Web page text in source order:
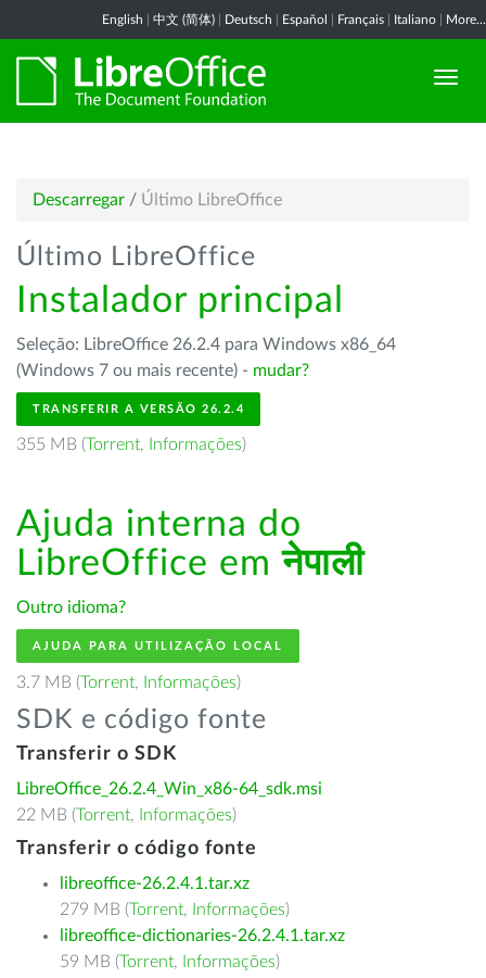
English 中文 (简体) Deutsch Español Français Italiano More...
Descarregar / Último LibreOffice
Último LibreOffice
Instalador principal
Seleção: LibreOffice 26.2.4 para Windows x86_64
(Windows 7 ou mais recente) - mudar?
TRANSFERIR A VERSÃO 26.2.4
355 MB (Torrent, Informações)
Ajuda interna do
LibreOffice emनेपाली
Outro idioma?
AJUDA PARA UTILIZAÇÃO LOCAL
3.7 MB (Torrent, Informações)
SDK e código fonte
Transferir o SDK
LibreOffice_26.2.4_Win_x86-64_sdk.msi
22 MB (Torrent, Informações)
Transferir o código fonte
libreoffice-26.2.4.1.tar.xz
279 MB (Torrent, Informações)
libreoffice-dictionaries-26.2.4.1.tar.xz
59 MB (Torrent, Informações)